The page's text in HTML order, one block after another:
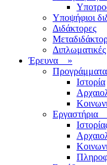
Υποψήφιοι
Διδάκτορες
Έρευνα »
Ιστορία
Εργαστήρια